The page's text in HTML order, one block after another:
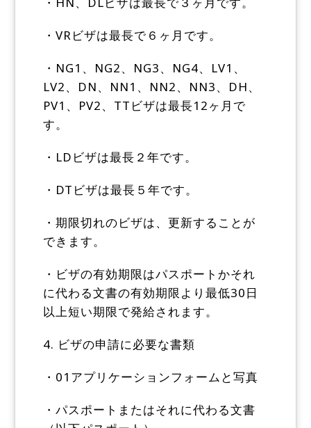
・VRビザは最長で６ヶ月です。
・NG1、NG2、NG3、NG4、LV1、
LV2、DN、NN1、NN2、NN3、DH、
PV1、PV2、TTビザは最長12ヶ月で
す。
・LDビザは最長２年です。
・DTビザは最長５年です。
・期限切れのビザは、更新することが
できます。
・ビザの有効期限はパスポートかそれ
に代わる文書の有効期限より最低30日
以上短い期限で発給されます。
4. ビザの申請に必要な書類
・01アプリケーションフォームと写真
・パスポートまたはそれに代わる文書